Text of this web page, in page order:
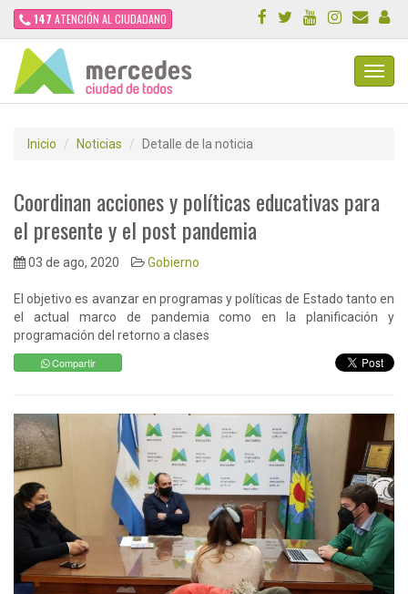
147 ATENCIÓN AL CIUDADANO
Inicio Noticias Detalle de la noticia
Coordinan acciones y políticas educativas para
el presente y el post pandemia
03 de ago, 2020 Gobierno
El objetivo es avanzar en programas y políticas de Estado tanto en
el actual marco de pandemia como en la planificación y
programación del retorno a clases
Compartir